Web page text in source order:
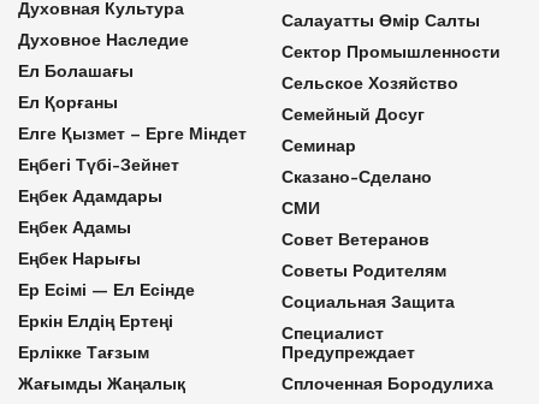
Духовная Культура
Духовное Наследие
Ел Болашағы
Ел Қорғаны
Елге Қызмет – Ерге Міндет
Еңбегі Түбі-Зейнет
Еңбек Адамдары
Еңбек Адамы
Еңбек Нарығы
Ер Есімі — Ел Есінде
Еркін Елдің Ертеңі
Ерлікке Тағзым
Жағымды Жаңалық
Салауатты Өмір Салты
Сектор Промышленности
Сельское Хозяйство
Семейный Досуг
Семинар
Сказано-Сделано
СМИ
Совет Ветеранов
Советы Родителям
Социальная Защита
Специалист
Предупреждает
Сплоченная Бородулиха